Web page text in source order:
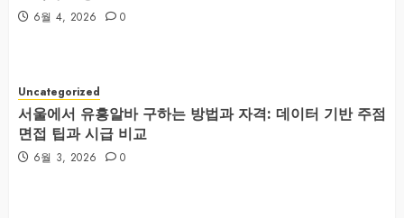
6월 4, 2026 0
Uncategorized
서울에서 유흥알바 구하는 방법과 자격: 데이터 기반 주점
면접 팁과 시급 비교
6월 3, 2026 0